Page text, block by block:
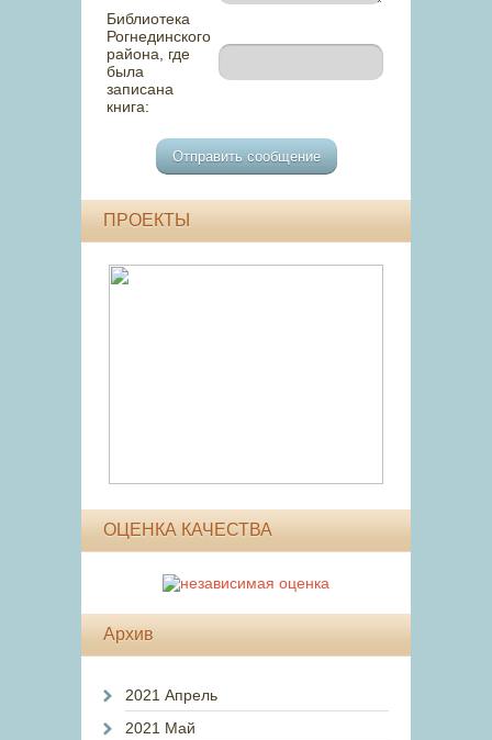
Библиотека
Рогнединского
района, где
была
записана
книга:
ПРОЕКТЫ
ОЦЕНКА КАЧЕСТВА
Архив
2021 Апрель
2021 Май